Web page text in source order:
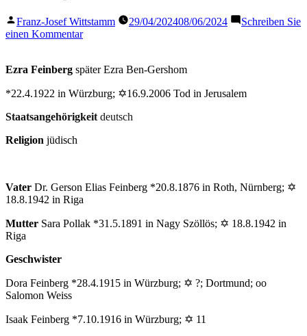
Veröffentlicht
von
Franz-Josef Wittstamm 29/04/202408/06/2024
Schreiben Sie
einen Kommentarzu
Ezra Feinberg später Ezra Ben-Gershom
*22.4.1922 in Würzburg; ✡16.9.2006 Tod in Jerusalem
Staatsangehörigkeit deutsch
Religion jüdisch
Vater Dr. Gerson Elias Feinberg *20.8.1876 in Roth, Nürnberg; ✡
18.8.1942 in Riga
Mutter Sara Pollak *31.5.1891 in Nagy Szöllös; ✡ 18.8.1942 in
Riga
Geschwister
Dora Feinberg *28.4.1915 in Würzburg; ✡ ?; Dortmund; oo
Salomon Weiss
Isaak Feinberg *7.10.1916 in Würzburg; ✡ 11